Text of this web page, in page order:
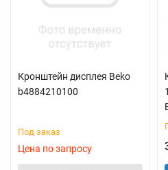
Кронштейн дисплея Beko
b4884210100
Под заказ
Цена по запросу